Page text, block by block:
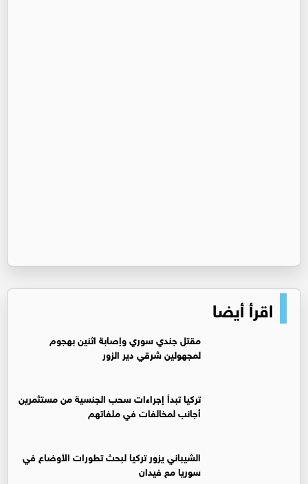
اقرأ أيضا
مقتل جندي سوري وإصابة اثنين بهجوم
لمجهولين شرقي دير الزور
تركيا تبدأ إجراءات سحب الجنسية من مستثمرين
أجانب لمخالفات في ملفاتهم
‏الشيباني يزور تركيا لبحث تطورات الأوضاع في
سوريا مع فيدان